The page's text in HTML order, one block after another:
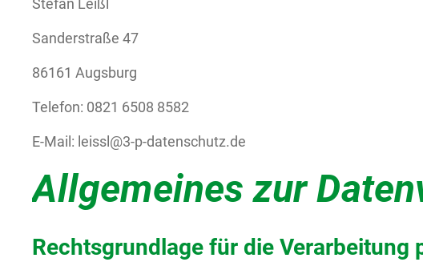
Stefan Leißl
Sanderstraße 47
86161 Augsburg
Telefon: 0821 6508 8582
E-Mail: leissl@3-p-datenschutz.de
Allgemeines zur
Rechtsgrundlage für die Verarbeitung